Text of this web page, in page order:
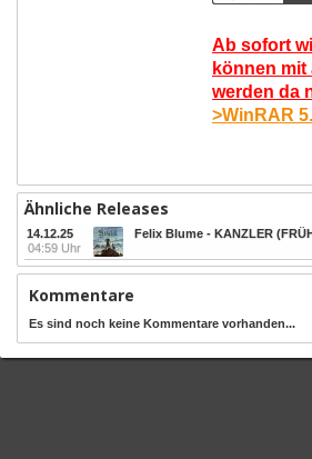
Ab sofort
können
werden da
>WinRAR
Ähnliche Releases
14.12.25
04:59 Uhr
Felix Blume - KANZLER
Kommentare
Es sind noch keine Kommentare vorhanden...